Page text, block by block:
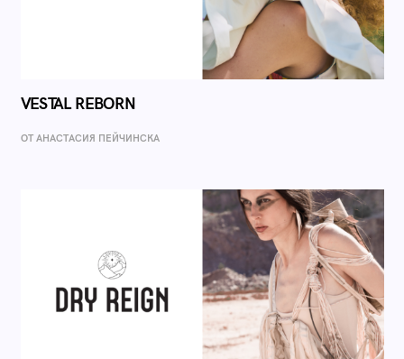
VESTAL REBORN
ОТ AНАСТАСИЯ ПЕЙЧИНСКА